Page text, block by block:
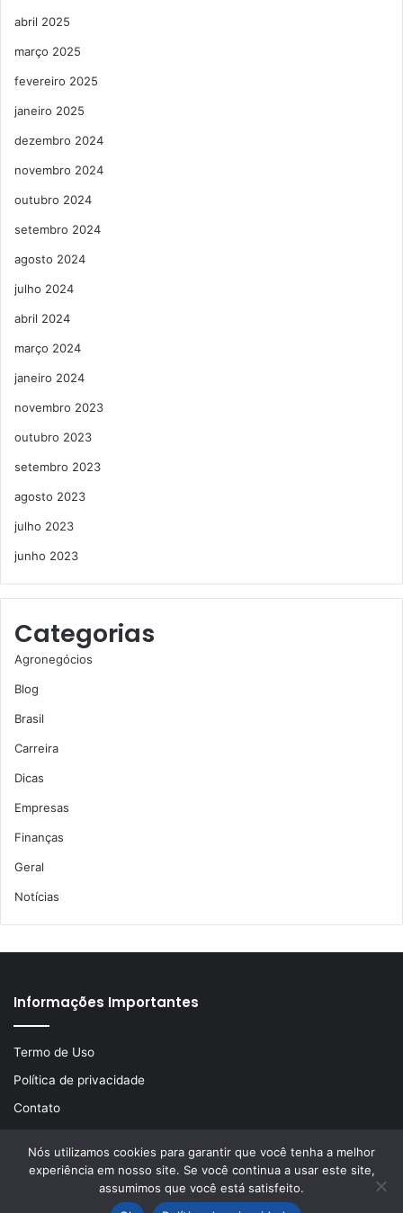
abril 2025
março 2025
fevereiro 2025
janeiro 2025
dezembro 2024
novembro 2024
outubro 2024
setembro 2024
agosto 2024
julho 2024
abril 2024
março 2024
janeiro 2024
novembro 2023
outubro 2023
setembro 2023
agosto 2023
julho 2023
junho 2023
Categorias
Agronegócios
Blog
Brasil
Carreira
Dicas
Empresas
Finanças
Geral
Notícias
Informações Importantes
Termo de Uso
Política de privacidade
Contato
© Copyright 2026, Todos os direitos reservados | Desenvolvido
porLA Comunicações
Nós utilizamos cookies para garantir que você tenha a melhor
experiência em nosso site. Se você continua a usar este site,
assumimos que você está satisfeito.